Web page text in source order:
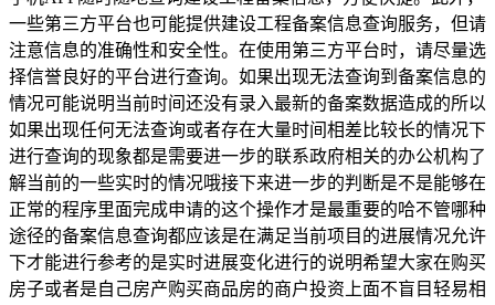
一些第三方平台也可能提供建设工程备案信息查询服务，但请
注意信息的准确性和安全性。在使用第三方平台时，请尽量选
择信誉良好的平台进行查询。如果出现无法查询到备案信息的
情况可能说明当前时间还没有录入最新的备案数据造成的所以
如果出现任何无法查询或者存在大量时间相差比较长的情况下
进行查询的现象都是需要进一步的联系政府相关的办公机构了
解当前的一些实时的情况哦接下来进一步的判断是不是能够在
正常的程序里面完成申请的这个操作才是最重要的哈不管哪种
途径的备案信息查询都应该是在满足当前项目的进展情况允许
下才能进行参考的是实时进展变化进行的说明希望大家在购买
房子或者是自己房产购买商品房的商户投资上面不盲目轻易相